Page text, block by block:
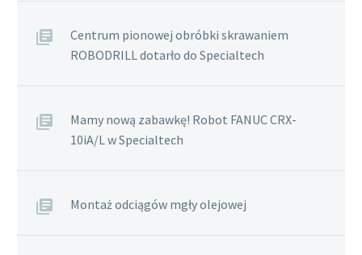
Centrum pionowej obróbki skrawaniem
ROBODRILL dotarło do Specialtech
Mamy nową zabawkę! Robot FANUC CRX-
10iA/L w Specialtech
Montaż odciągów mgły olejowej